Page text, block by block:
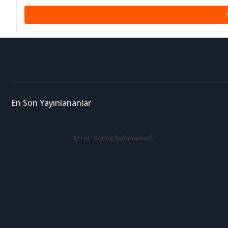
En Son Yayınlananlar
Error: Sonuç bulunamadı